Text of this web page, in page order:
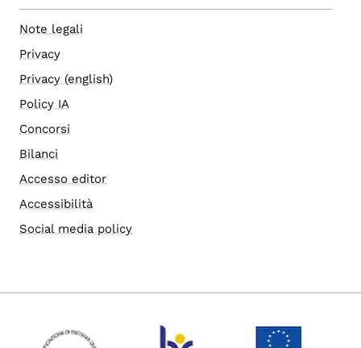
Note legali
Privacy
Privacy (english)
Policy IA
Concorsi
Bilanci
Accesso editor
Accessibilità
Social media policy